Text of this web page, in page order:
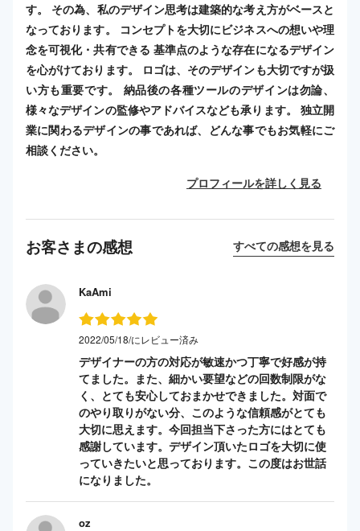
す。 その為、私のデザイン思考は建築的な考え方がベースと
なっております。 コンセプトを大切にビジネスへの想いや理
念を可視化・共有できる 基準点のような存在になるデザイン
を心がけております。 ロゴは、そのデザインも大切ですが扱
い方も重要です。 納品後の各種ツールのデザインは勿論、
様々なデザインの監修やアドバイスなども承ります。 独立開
業に関わるデザインの事であれば、どんな事でもお気軽にご
相談ください。
プロフィールを詳しく見る
お客さまの感想 すべての感想を見る
KaAmi
2022/05/18/にレビュー済み
デザイナーの方の対応が敏速かつ丁寧で好感が持
てました。また、細かい要望などの回数制限がな
く、とても安心しておまかせできました。対面で
のやり取りがない分、このような信頼感がとても
大切に思えます。今回担当下さった方にはとても
感謝しています。デザイン頂いたロゴを大切に使
っていきたいと思っております。この度はお世話
になりました。
oz